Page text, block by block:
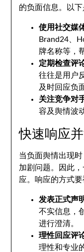
的负面信息。以
使用社交媒
Brand24、
牌名称等，
定期检查评
往往是用户
及时回应负
关注竞争对
容及舆情波
快速响应
当负面舆情出现
加剧问题。因此
应。响应的方式要
发表正式声
不实信息，
进行澄清。
理性回应评
理性和专业